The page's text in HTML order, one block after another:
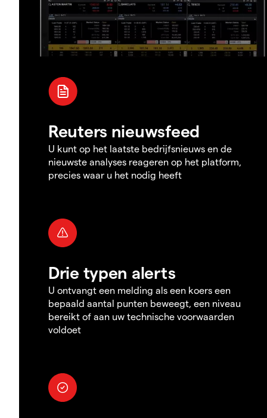
Reuters nieuwsfeed
U kunt op het laatste bedrijfsnieuws en de
nieuwste analyses reageren op het platform,
precies waar u het nodig heeft
Drie typen alerts
U ontvangt een melding als een koers een
bepaald aantal punten beweegt, een niveau
bereikt of aan uw technische voorwaarden
voldoet